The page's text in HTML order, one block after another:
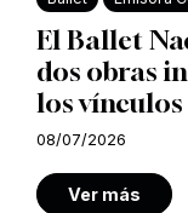
El Ballet
dos obras
los vínculos
08/07/2026
Ver más